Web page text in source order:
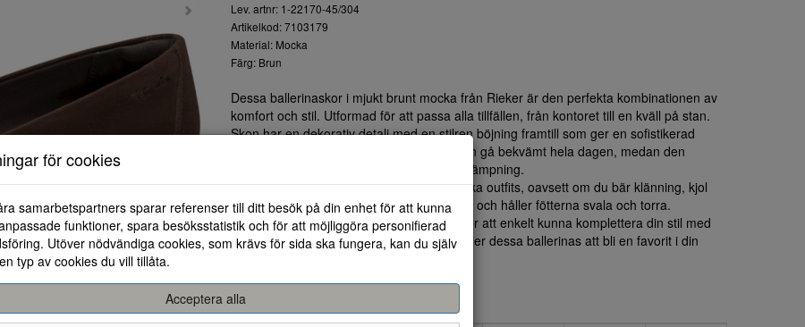
Lev. artnr: 1-22170-45/304
Artikelkod: 7103179
Material: Mocka
Färg: Brun
Dessa ballerinaskor i mjukt brunt mocka från Rieker är den perfekta kombinationen av
komfort och stil. Utformad för att passa alla tillfällen, från kontoret till en kväll på stan.
Skon har en dekorativ detalj med en stilren böjning framtill som ger en sofistikerad
touch. Den flexibla yttersulan gör att du kan gå bekvämt hela dagen, medan den
vadderade innersulan ger extra stöd och dämpning.
Ballerinaskorna är lätta att matcha med olika outfits, oavsett om du bär klänning, kjol
eller byxor. Materialet gör att skorna andas och håller fötterna svala och torra.
Lägg till denna tidlösa sko i din garderob för att enkelt kunna komplettera din stil med
elegans och komfort. Oavsett tillfälle kommer dessa ballerinas att bli en favorit i din
för cookies
samarbetspartners sparar referenser till ditt besök på din enhet för att kunna
funktioner, spara besöksstatistik och för att möjliggöra personifierad
Utöver nödvändiga cookies, som krävs för sida ska fungera, kan du själv
typ av cookies du vill tillåta.
Acceptera alla